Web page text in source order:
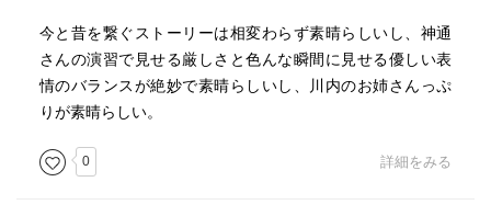
今と昔を繋ぐストーリーは相変わらず素晴らしいし、神通
さんの演習で見せる厳しさと色んな瞬間に見せる優しい表
情のバランスが絶妙で素晴らしいし、川内のお姉さんっぷ
りが素晴らしい。
0 詳細をみる